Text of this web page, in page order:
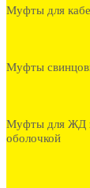
Муфты для
Муфты
Муфты для ЖД
оболочкой